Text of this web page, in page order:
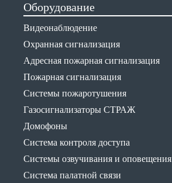
Оборудование
Видеонаблюдение
Охранная сигнализация
Адресная пожарная сигнализация
Пожарная сигнализация
Системы пожаротушения
Газосигнализаторы СТРАЖ
Домофоны
Система контроля доступа
Системы озвучивания и оповещения
Система палатной связи